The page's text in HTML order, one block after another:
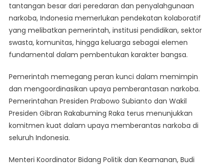
Pemberantasan
Narkoba
tantangan besar dari peredaran dan penyalahgunaan
narkoba, Indonesia memerlukan pendekatan kolaboratif
yang melibatkan pemerintah, institusi pendidikan, sektor
swasta, komunitas, hingga keluarga sebagai elemen
fundamental dalam pembentukan karakter bangsa.
Pemerintah memegang peran kunci dalam memimpin
dan mengoordinasikan upaya pemberantasan narkoba.
Pemerintahan Presiden Prabowo Subianto dan Wakil
Presiden Gibran Rakabuming Raka terus menunjukkan
komitmen kuat dalam upaya memberantas narkoba di
seluruh Indonesia.
Menteri Koordinator Bidang Politik dan Keamanan, Budi